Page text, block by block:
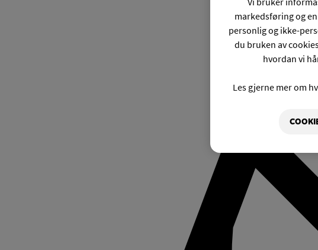
markedsføring og
personlig og ikke-
du bruken av
hvordan vi
Les gjerne mer om